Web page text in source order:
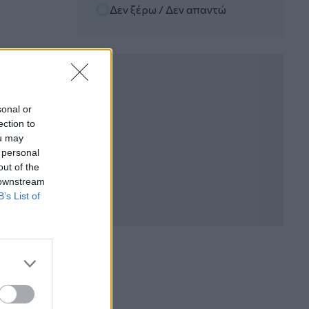
or
to
may
of the
List of
Randy Schekman, Νομπελίστας Ιατρικής:
του Πάρκινσον»
05.08.2026 - 12:33
Δεν ξέρω / Δεν απαντώ